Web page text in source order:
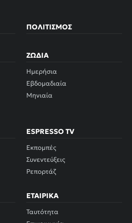
ΠΟΛΙΤΙΣΜΌΣ
ΖΏΔΙΑ
Ημερήσια
Εβδομαδιαία
Μηνιαία
ESPRESSO TV
Εκπομπές
Συνεντεύξεις
Ρεπορτάζ
ΕΤΑΙΡΙΚΆ
Ταυτότητα